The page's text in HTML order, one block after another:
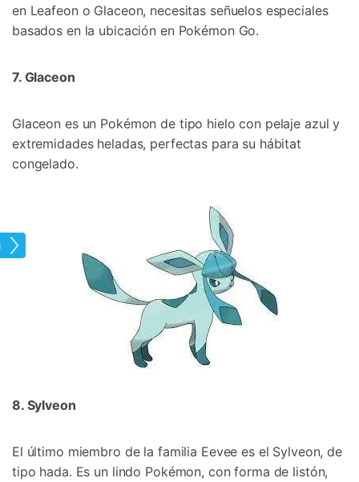
en Leafeon o Glaceon, necesitas señuelos especiales
basados en la ubicación en Pokémon Go.󠀲󠀡󠀨󠀠󠀢󠀣󠀢󠀨󠀣󠀳
7. Glaceon󠀲󠀡󠀨󠀠󠀢󠀣󠀢󠀨󠀤󠀳
Glaceon es un Pokémon de tipo hielo con pelaje azul y
extremidades heladas, perfectas para su hábitat
congelado.󠀲󠀡󠀨󠀠󠀢󠀣󠀢󠀨󠀥
8. Sylveon󠀲󠀡󠀨󠀠󠀢󠀣󠀢󠀨󠀧󠀳
El último miembro de la familia Eevee es el Sylveon, de
tipo hada.󠀲󠀡󠀨󠀠󠀢󠀣󠀢󠀨󠀨󠀳󠀰 Es un lindo Pokémon, con forma de listón,